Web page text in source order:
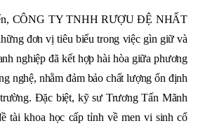
CÔNG TY TNHH RƯỢU ĐỆ NHẤT
đơn vị tiêu biểu trong việc gìn giữ và
nghiệp đã kết hợp hài hòa giữa phương
nghệ, nhằm đảm bảo chất lượng ổn định
Đặc biệt, kỹ sư Trương Tấn Mãnh
tài khoa học cấp tỉnh về men vi sinh cổ